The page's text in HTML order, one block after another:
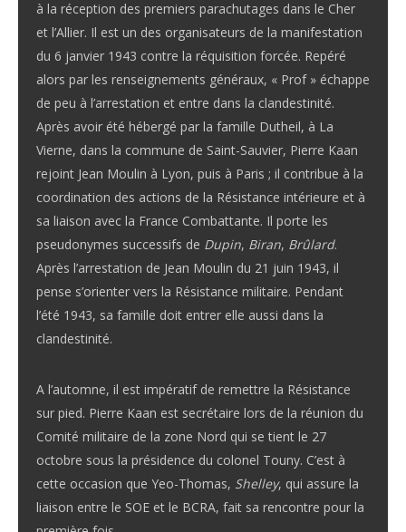
à la réception des premiers parachutages dans le Cher
et l’Allier. Il est un des organisateurs de la manifestation
du 6 janvier 1943 contre la réquisition forcée. Repéré
alors par les renseignements généraux, « Prof » échappe
de peu à l’arrestation et entre dans la clandestinité.
Après avoir été hébergé par la famille Dutheil, à La
Vierne, dans la commune de Saint-Sauvier, Pierre Kaan
rejoint Jean Moulin à Lyon, puis à Paris ; il contribue à la
coordination des actions de la Résistance intérieure et à
sa liaison avec la France Combattante. Il porte les
pseudonymes successifs de Dupin, Biran, Brûlard.
Après l’arrestation de Jean Moulin du 21 juin 1943, il
pense s’orienter vers la Résistance militaire. Pendant
l’été 1943, sa famille doit entrer elle aussi dans la
clandestinité.
A l’automne, il est impératif de remettre la Résistance
sur pied. Pierre Kaan est secrétaire lors de la réunion du
Comité militaire de la zone Nord qui se tient le 27
octobre sous la présidence du colonel Touny. C’est à
cette occasion que Yeo-Thomas, Shelley, qui assure la
liaison entre le SOE et le BCRA, fait sa rencontre pour la